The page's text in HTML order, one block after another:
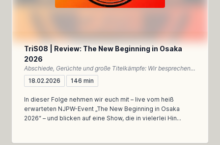
TriS08 | Review: The New Beginning in Osaka
2026
Abschiede, Gerüchte und große Titelkämpfe: Wir besprechen New Beginning in Osaka 2026 – emotional, meinungsstark und dennoch analytisch
18.02.2026
146 min
In dieser Folge nehmen wir euch mit – live vom heiß
erwarteten NJPW-Event „The New Beginning in Osaka
2026“ – und blicken auf eine Show, die in vielerlei Hin...